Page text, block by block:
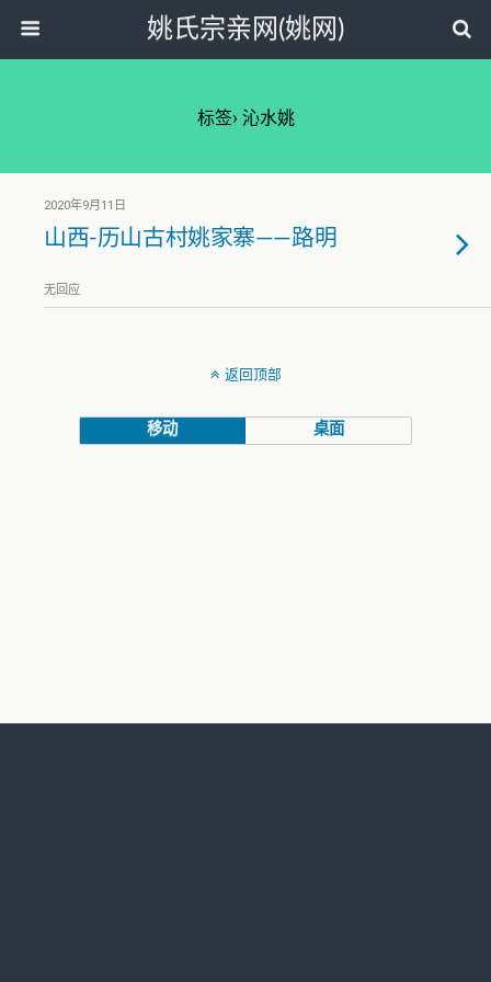
姚氏宗亲网(姚网)
标签› 沁水姚
2020年9月11日
山西-历山古村姚家寨——路明
无回应
返回顶部
移动 桌面